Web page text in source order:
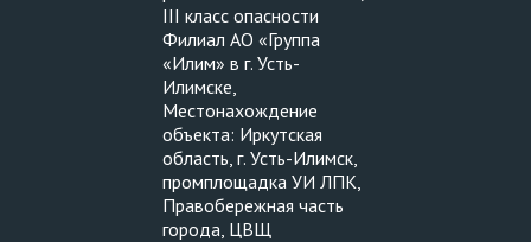
III класс опасности
Филиал АО «Группа
«Илим» в г. Усть-
Илимске,
Местонахождение
объекта: Иркутская
область, г. Усть-Илимск,
промплощадка УИ ЛПК,
Правобережная часть
города, ЦВЩ